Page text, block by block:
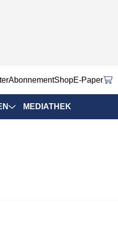
AbonnementShopE-Paper
MEDIATHEK